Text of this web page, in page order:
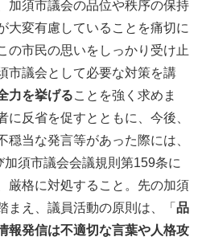
加須市議会の品位や秩序の保持
大変有慮していることを痛切に
の市民の思いをしっかり受け止
市議会として必要な対策を講
力を挙げることを強く求めま
反省を促すとともに、今後、
当な発言等があった際には、
須市議会会議規則第159条に
厳格に対処すること。先の加須
まえ、議員活動の原則は、「 品
報発信は不適切な言葉や人格攻